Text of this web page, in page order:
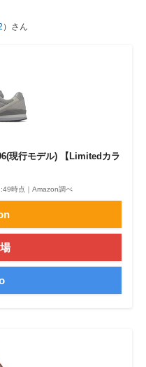
）さん
現行モデル) 【Limitedカラ
時点｜Amazon調べ